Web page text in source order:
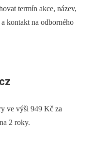
termín akce, název,
kontakt na odborného
ve výši 949 Kč za
2 roky.